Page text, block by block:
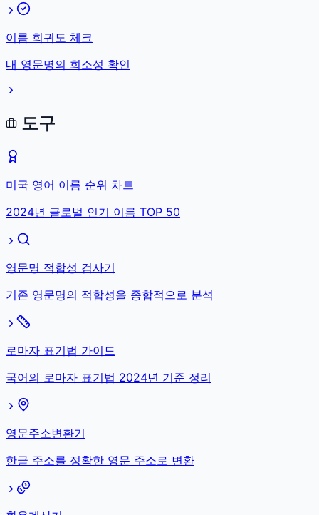
이름 희귀도 체크
내 영문명의 희소성 확인
도구
미국 영어 이름 순위 차트
2024년 글로벌 인기 이름 TOP 50
영문명 적합성 검사기
기존 영문명의 적합성을 종합적으로 분석
로마자 표기법 가이드
국어의 로마자 표기법 2024년 기준 정리
영문주소변환기
한글 주소를 정확한 영문 주소로 변환